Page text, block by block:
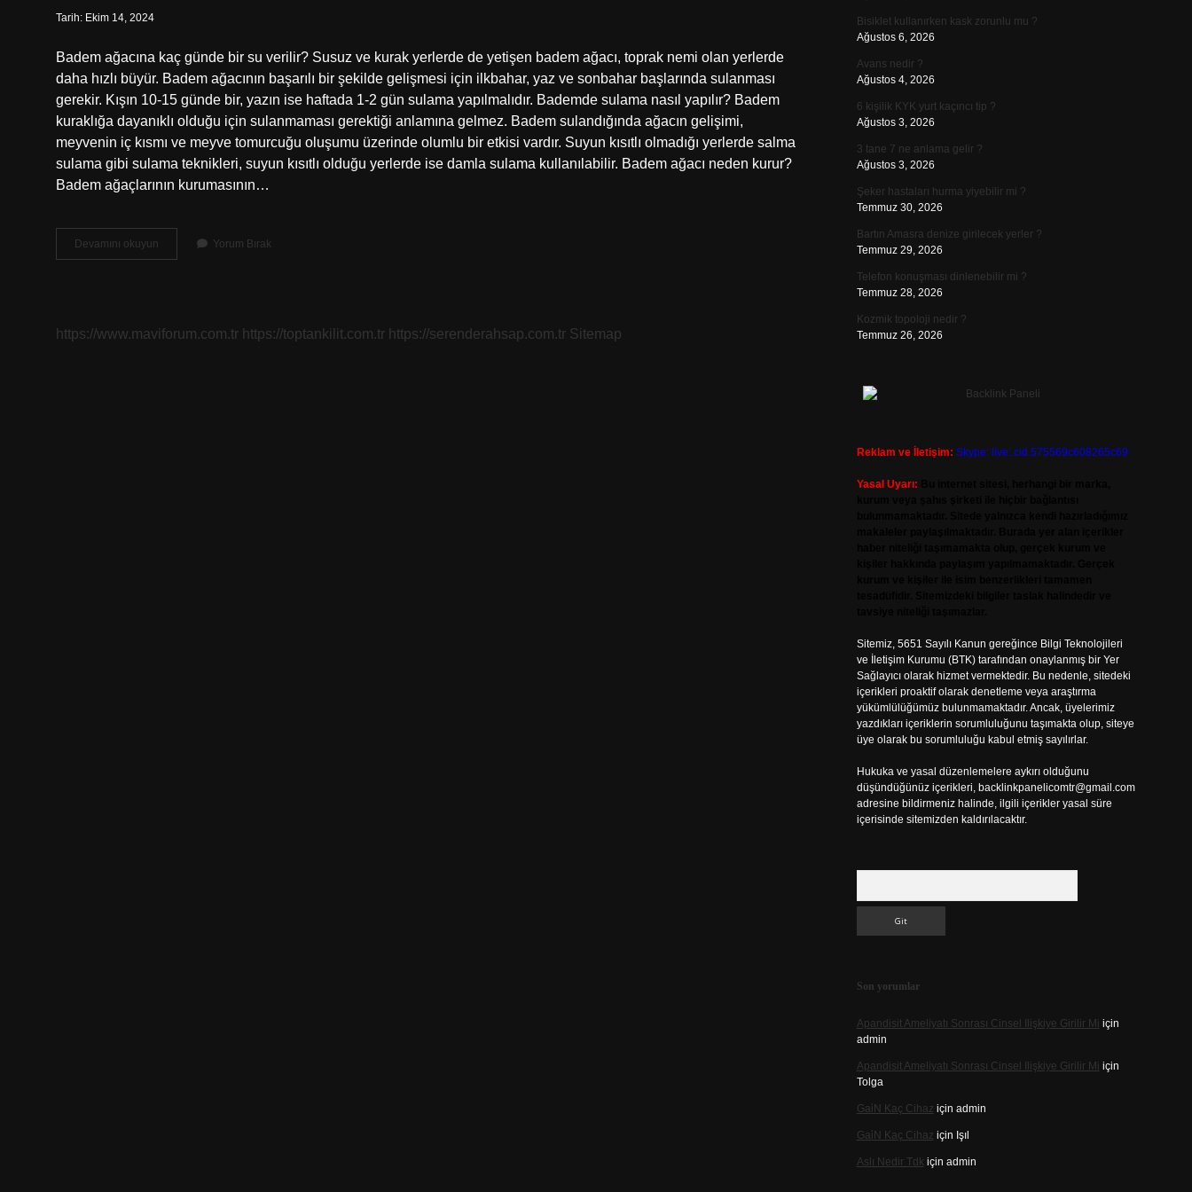
Tarih: Ekim 14, 2024
Badem ağacına kaç günde bir su verilir? Susuz ve kurak yerlerde de yetişen badem ağacı, toprak nemi olan yerlerde
daha hızlı büyür. Badem ağacının başarılı bir şekilde gelişmesi için ilkbahar, yaz ve sonbahar başlarında sulanması
gerekir. Kışın 10-15 günde bir, yazın ise haftada 1-2 gün sulama yapılmalıdır. Bademde sulama nasıl yapılır? Badem
kuraklığa dayanıklı olduğu için sulanmaması gerektiği anlamına gelmez. Badem sulandığında ağacın gelişimi,
meyvenin iç kısmı ve meyve tomurcuğu oluşumu üzerinde olumlu bir etkisi vardır. Suyun kısıtlı olmadığı yerlerde salma
sulama gibi sulama teknikleri, suyun kısıtlı olduğu yerlerde ise damla sulama kullanılabilir. Badem ağacı neden kurur?
Badem ağaçlarının kurumasının…
Devamını okuyun
Ağacı
Yorum Bırak
https://www.maviforum.com.tr https://toptankilit.com.tr https://serenderahsap.com.tr Sitemap
Bisiklet kullanırken kask zorunlu mu ?
Ağustos 6, 2026
Avans nedir ?
Ağustos 4, 2026
6 kişilik KYK yurt kaçıncı tip ?
Ağustos 3, 2026
3 tane 7 ne anlama gelir ?
Ağustos 3, 2026
Şeker hastaları hurma yiyebilir mi ?
Temmuz 30, 2026
Bartın Amasra denize girilecek yerler ?
Temmuz 29, 2026
Telefon konuşması dinlenebilir mi ?
Temmuz 28, 2026
Kozmik topoloji nedir ?
Temmuz 26, 2026
Reklam ve İletişim: Skype: live:.cid.575569c608265c69
Yasal Uyarı:
Sitemiz, 5651 Sayılı Kanun gereğince Bilgi Teknolojileri
ve İletişim Kurumu (BTK) tarafından onaylanmış bir Yer
Sağlayıcı olarak hizmet vermektedir. Bu nedenle, sitedeki
içerikleri proaktif olarak denetleme veya araştırma
yükümlülüğümüz bulunmamaktadır. Ancak, üyelerimiz
yazdıkları içeriklerin sorumluluğunu taşımakta olup, siteye
üye olarak bu sorumluluğu kabul etmiş sayılırlar.
Hukuka ve yasal düzenlemelere aykırı olduğunu
düşündüğünüz içerikleri, backlinkpanelicomtr@gmail.com
adresine bildirmeniz halinde, ilgili içerikler yasal süre
içerisinde sitemizden kaldırılacaktır.
Son yorumlar
Apandisit Ameliyatı Sonrası Cinsel Ilişkiye Girilir Mi için
admin
Apandisit Ameliyatı Sonrası Cinsel Ilişkiye Girilir Mi için
Tolga
Gai̇N Kaç Cihaz için admin
Gai̇N Kaç Cihaz için Işıl
Aslı Nedir Tdk için admin